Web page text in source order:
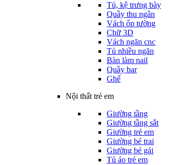
Tủ, kệ trưng bày
Quầy thu ngân
Vách ốp tường
Chữ 3D
Vách ngăn cnc
Tủ nhiều ngăn
Bàn làm nail
Quầy bar
Ghế
Nội thất trẻ em
Giường tầng
Giường tầng sắt
Giường trẻ em
Giường bé trai
Giường bé gái
Tủ áo trẻ em